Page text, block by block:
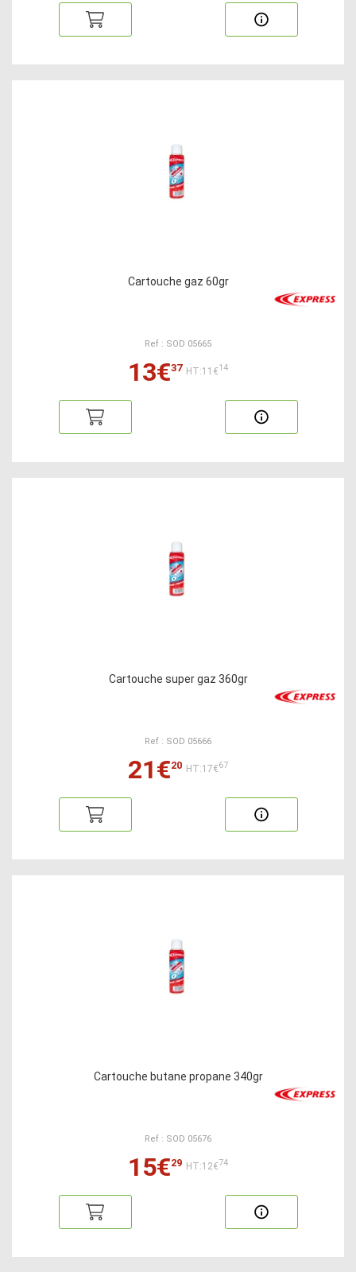
Cartouche gaz 60gr
Ref : SOD 05665
13€37 HT:11€14
Cartouche super gaz 360gr
Ref : SOD 05666
21€20 HT:17€67
Cartouche butane propane 340gr
Ref : SOD 05676
15€29 HT:12€74